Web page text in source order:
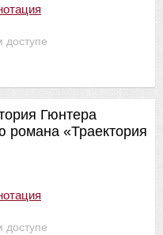
доступе
доступе
Гюнтера
романа «Траектория